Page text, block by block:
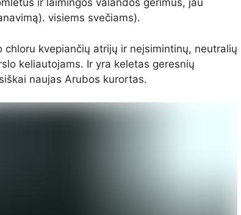
ir laimingos valandos gėrimus, jau
visiems svečiams).
kvepiančių atrijų ir neįsimintinų, neutralių
keliautojams. Ir yra keletas geresnių
naujas Arubos kurortas.